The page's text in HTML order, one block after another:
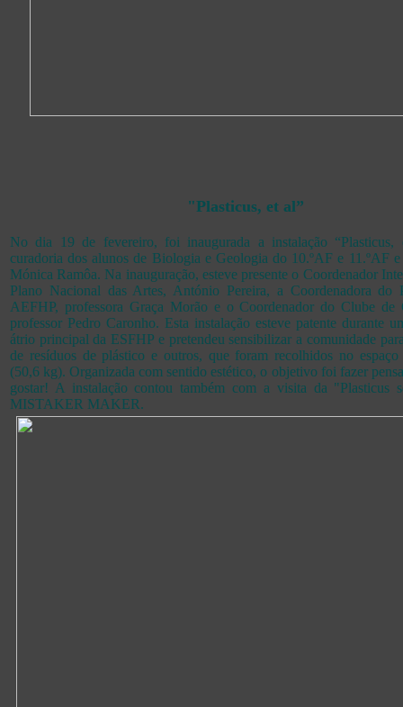
"Plasticus, et al”
No dia 19 de fevereiro, foi inaugurada a instalação
curadoria dos alunos de Biologia e Geologia do 10.ºAF e 11.ºAF e
Mónica Ramôa. Na inauguração, esteve presente o Coordenador
Plano Nacional das Artes, António Pereira, a Coordenadora do
AEFHP, professora Graça Morão e o Coordenador do Clube de
professor Pedro Caronho. Esta instalação esteve patente durante
átrio principal da ESFHP e pretendeu sensibilizar a comunidade
de resíduos de plástico e outros, que foram recolhidos no espaço
(50,6 kg). Organizada com sentido estético, o objetivo foi fazer
gostar! A instalação contou também com a visita da "Plasticus
MISTAKER MAKER.